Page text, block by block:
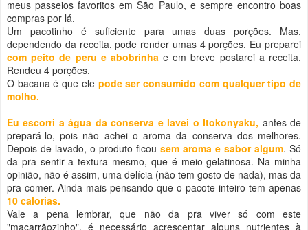
meus passeios favoritos em São Paulo, e sempre encontro boas
compras por lá.
Um pacotinho é suficiente para umas duas porções. Mas,
dependendo da receita, pode render umas 4 porções. Eu preparei
com peito de peru e abobrinhae em breve postarei a receita.
Rendeu 4 porções.
O bacana é que ele pode ser consumido com qualquer tipo de
molho.
Eu escorri a água da conserva e lavei o Itokonyaku, antes de
prepará-lo, pois não achei o aroma da conserva dos melhores.
Depois de lavado, o produto ficou sem aroma e sabor algum. Só
da pra sentir a textura mesmo, que é meio gelatinosa. Na minha
opinião, não é assim, uma delícia (não tem gosto de nada), mas da
pra comer. Ainda mais pensando que o pacote inteiro tem apenas
10 calorias.
Vale a pena lembrar, que não da pra viver só com este
"macarrãozinho", é necessário acrescentar alguns nutrientes à